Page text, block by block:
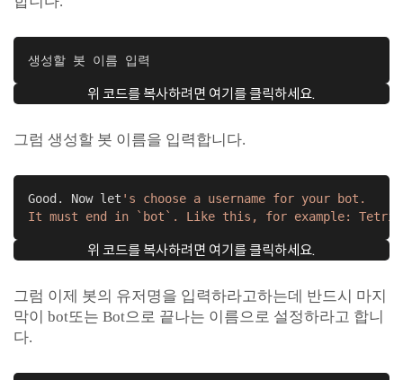
생성할 봇 이름 입력
위 코드를 복사하려면 여기를 클릭하세요.
그럼 생성할 봇 이름을 입력합니다.
Good. Now let 's choose a username for your bot.
It must end in `bot`. Like this, for example:
위 코드를 복사하려면 여기를 클릭하세요.
그럼 이제 봇의 유저명을 입력하라고하는데 반드시 마지
막이 bot또는 Bot으로 끝나는 이름으로 설정하라고 합니
다.